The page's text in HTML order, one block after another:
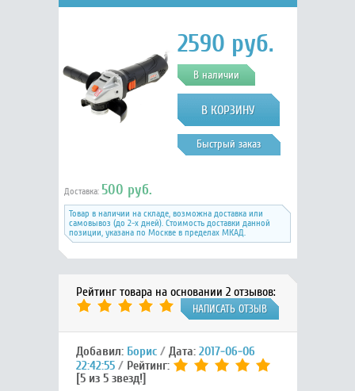
2590 руб.
В наличии
Быстрый заказ
Доставка: 500 руб.
Товар в наличии на складе, возможна доставка или
самовывоз (до 2-х дней). Стоимость доставки данной
позиции, указана по Москве в пределах МКАД.
Рейтинг товара на основании 2 отзывов:
НАПИСАТЬ ОТЗЫВ
Добавил: Борис Дата: 2017-06-06
22:42:55
Рейтинг:
[5 из 5 звезд!]